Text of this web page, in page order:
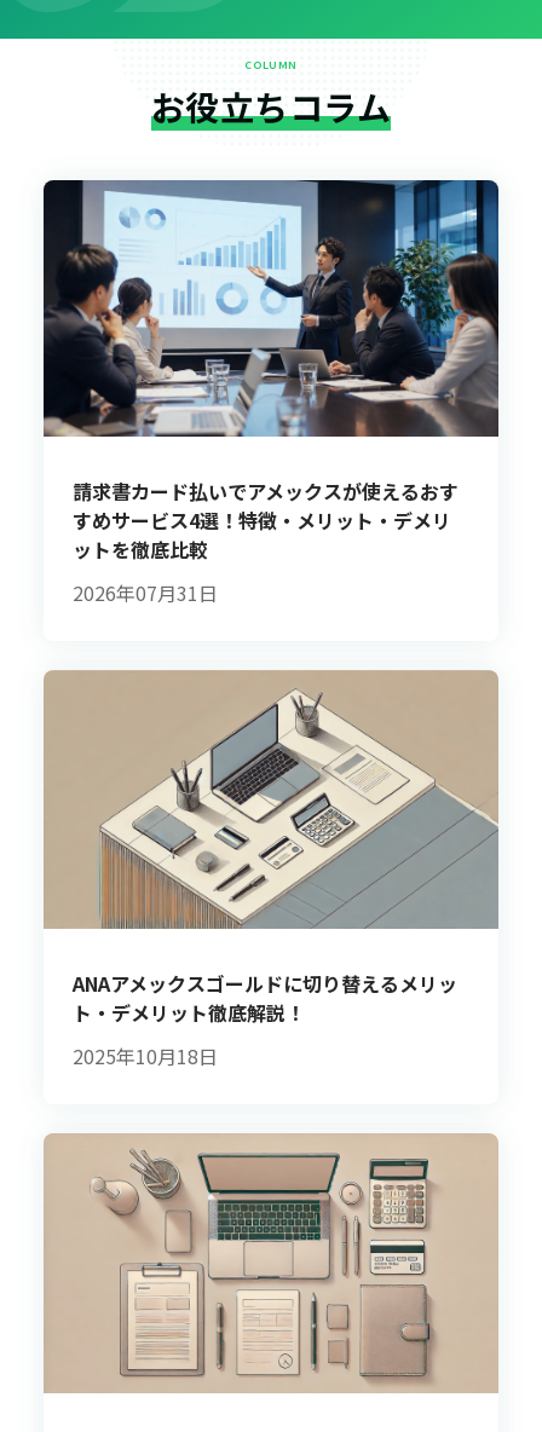
COLUMN
お役立ちコラム
請求書カード払いでアメックスが使えるおす
すめサービス4選！特徴・メリット・デメリ
ットを徹底比較
2026年07月31日
ANAアメックスゴールドに切り替えるメリッ
ト・デメリット徹底解説！
2025年10月18日